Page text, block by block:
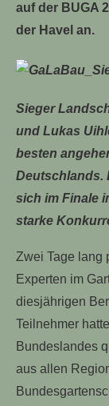
auf der BUGA
der Havel an.
Sieger
und Lukas
besten
Deutschlands.
sich im Finale
starke
Zwei Tage lang
Experten im
diesjährigen
Teilnehmer
Bundeslandes
aus allen